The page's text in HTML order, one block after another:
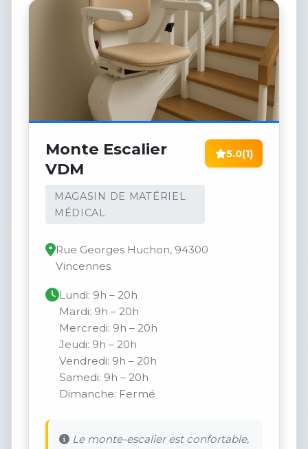
Monte Escalier
VDM
MAGASIN DE MATÉRIEL
MÉDICAL
5.0(1)
Rue Georges Huchon, 94300
Vincennes
Lundi: 9h – 20h
Mardi: 9h – 20h
Mercredi: 9h – 20h
Jeudi: 9h – 20h
Vendredi: 9h – 20h
Samedi: 9h – 20h
Dimanche: Fermé
Le monte-escalier est confortable,